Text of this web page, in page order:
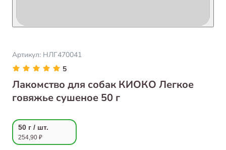
Артикул: НЛГ470041
5
Лакомство для собак КИОКО Легкое
говяжье сушеное 50 г
50 г / шт.
254,90 ₽